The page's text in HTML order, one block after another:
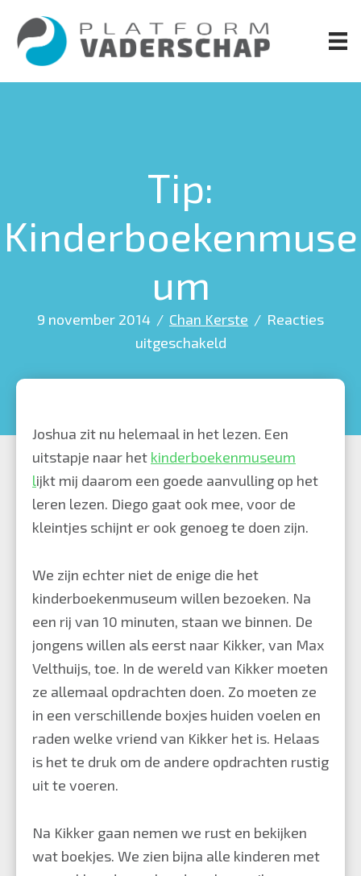
naar
hoofd
Tip:
Kinderboekenmuse
um
9 november 2014 / Chan Kerste / Reacties
uitgeschakeldvoor
Joshua zit nu helemaal in het lezen. Een
uitstapje naar het kinderboekenmuseum
lijkt mij daarom een goede aanvulling op het
leren lezen. Diego gaat ook mee, voor de
kleintjes schijnt er ook genoeg te doen zijn.
We zijn echter niet de enige die het
kinderboekenmuseum willen bezoeken. Na
een rij van 10 minuten, staan we binnen. De
jongens willen als eerst naar Kikker, van Max
Velthuijs, toe. In de wereld van Kikker moeten
ze allemaal opdrachten doen. Zo moeten ze
in een verschillende boxjes huiden voelen en
raden welke vriend van Kikker het is. Helaas
is het te druk om de andere opdrachten rustig
uit te voeren.
Na Kikker gaan nemen we rust en bekijken
wat boekjes. We zien bijna alle kinderen met